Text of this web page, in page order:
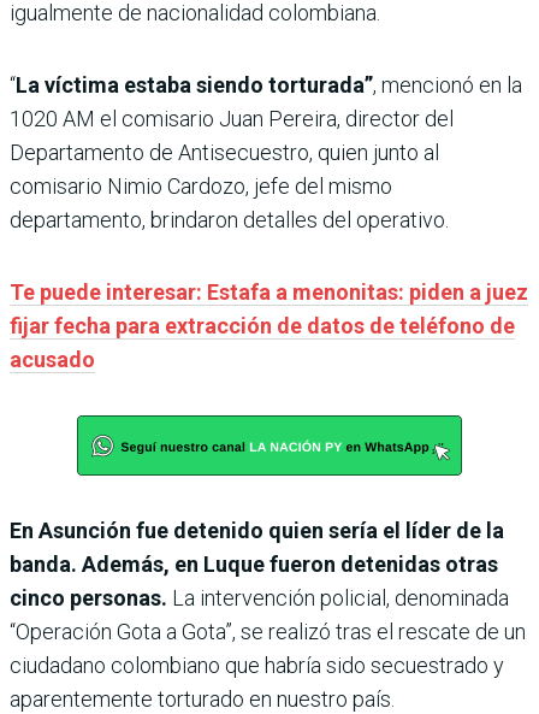
igualmente de nacionalidad colombiana.
“La víctima estaba siendo torturada”, mencionó en la
1020 AM el comisario Juan Pereira, director del
Departamento de Antisecuestro, quien junto al
comisario Nimio Cardozo, jefe del mismo
departamento, brindaron detalles del operativo.
Te puede interesar: Estafa a menonitas: piden a juez
fijar fecha para extracción de datos de teléfono de
acusado
En Asunción fue detenido quien sería el líder de la
banda. Además, en Luque fueron detenidas otras
cinco personas. La intervención policial, denominada
“Operación Gota a Gota”, se realizó tras el rescate de un
ciudadano colombiano que habría sido secuestrado y
aparentemente torturado en nuestro país.